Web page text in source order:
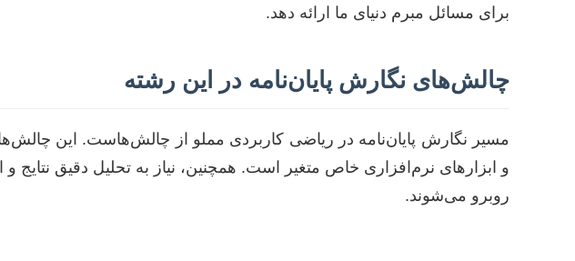
برای مسائل مبرم دنیای ما ارائه دهد.
چالش‌های نگارش پایان‌نامه در این رشته
مسیر نگارش پایان‌نامه در ریاضی کاربردی مملو از چالش‌هاست. این
و ابزارهای نرم‌افزاری خاص متغیر است. همچنین، نیاز به تحلیل دقیق
روبرو می‌شوند.